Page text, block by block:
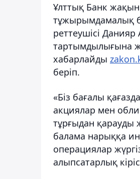
Ұлттық Банк
тұжырымдамалық
реттеушісі
тартымдылығына
хабарлайды
беріп.
«Біз бағалы
акциялар мен
тұрғыдан
балама нарыққа
операциялар
алыпсатарлық